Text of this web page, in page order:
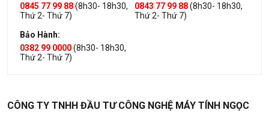
0845 77 99 88(8h30- 18h30,
Thứ 2- Thứ 7)
0843 77 99 88(8h30- 18h30,
Thứ 2- Thứ 7)
Bảo Hành:
0382 99 0000(8h30- 18h30,
Thứ 2- Thứ 7)
CÔNG TY TNHH ĐẦU TƯ CÔNG NGHỆ MÁY TÍNH NGỌC